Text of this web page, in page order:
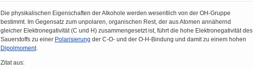
Die physikalischen Eigenschaften der Alkohole werden wesentlich von der OH-Gruppe
bestimmt. Im Gegensatz zum unpolaren, organischen Rest, der aus Atomen annähernd
gleicher Elektronegativität (C und H) zusammengesetzt ist, führt die hohe Elektronegativität des
Sauerstoffs zu einer Polarisierung der C-O- und der O-H-Bindung und damit zu einem hohen
Dipolmoment.
Zitat aus: